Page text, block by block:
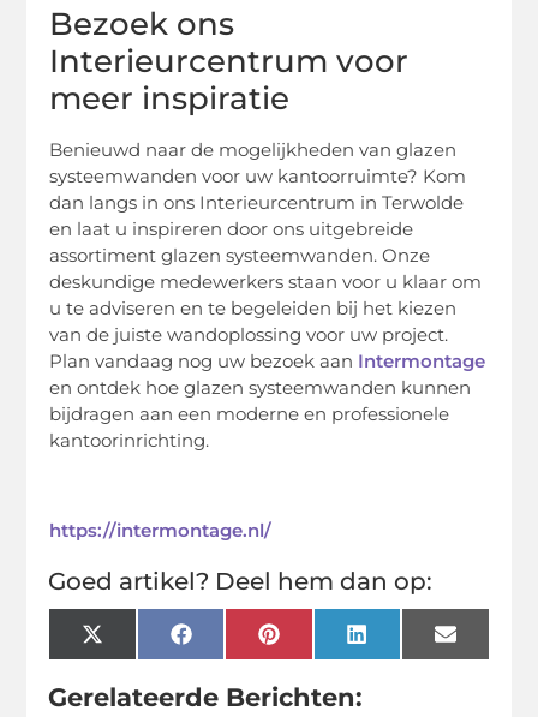
Bezoek ons
Interieurcentrum voor
meer inspiratie
Benieuwd naar de mogelijkheden van glazen
systeemwanden voor uw kantoorruimte? Kom
dan langs in ons Interieurcentrum in Terwolde
en laat u inspireren door ons uitgebreide
assortiment glazen systeemwanden. Onze
deskundige medewerkers staan voor u klaar om
u te adviseren en te begeleiden bij het kiezen
van de juiste wandoplossing voor uw project.
Plan vandaag nog uw bezoek aan Intermontage
en ontdek hoe glazen systeemwanden kunnen
bijdragen aan een moderne en professionele
kantoorinrichting.
https://intermontage.nl/
Goed artikel? Deel hem dan op:
X
(Twitter)
FacebookPinterestLinkedInEmail
Gerelateerde Berichten: